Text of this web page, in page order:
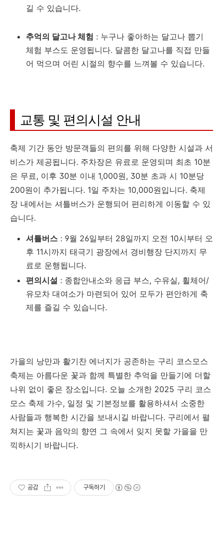
길 수 있습니다.
추억의 달고나 체험 : 누구나 좋아하는 달고나 뽑기
체험 부스도 운영됩니다. 달콤한 달고나를 직접 만들
어 먹으며 어린 시절의 향수를 느껴볼 수 있습니다.
교통 및 편의시설 안내
축제 기간 동안 방문객들의 편의를 위해 다양한 시설과 서
비스가 제공됩니다. 주차장은 유료로 운영되며 최초 10분
은 무료, 이후 30분 이내 1,000원, 30분 초과 시 10분당
200원이 추가됩니다. 1일 주차는 10,000원입니다. 축제
장 내에서는 셔틀버스가 운행되어 편리하게 이동할 수 있
습니다.
셔틀버스 : 9월 26일부터 28일까지 오전 10시부터 오
후 11시까지 태극기 광장에서 경비행장 단지까지 무
료로 운행됩니다.
편의시설 : 종합안내소와 응급 부스, 수유실, 휠체어/
유모차 대여소가 마련되어 있어 모두가 편안하게 축
제를 즐길 수 있습니다.
가을의 낭만과 활기찬 에너지가 공존하는 구리 코스모스
축제는 아름다운 꽃과 함께 특별한 추억을 만들기에 더할
나위 없이 좋은 장소입니다. 오늘 소개한 2025 구리 코스
모스 축제 가수, 일정 및 기본정보를 활용하셔서 소중한
사람들과 행복한 시간을 보내시길 바랍니다. 구리에서 펼
쳐지는 꽃과 음악의 향연 그 속에서 잊지 못할 가을을 만
끽하시기 바랍니다.
공감 구독하기